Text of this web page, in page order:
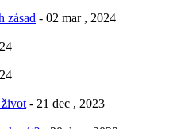
zásad - 02 mar , 2024
- 21 dec , 2023